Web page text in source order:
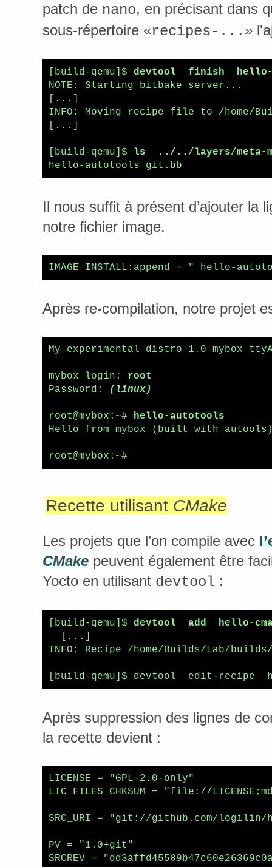
patch de nano, en précisant dans
sous-répertoire «recipes-... »
[build-qemu]$ devtool  finish  hello-
NOTE: Starting bitbake server...
[...]
INFO: Moving recipe file to /home/
[...]
[build-qemu]$ ls  ../../layers/meta-
Il nous suffit à présent d’ajouter la
notre fichier image.
Après re-compilation, notre projet
My experimental distro 1.0 mybox
mybox login: root
Password:
(linux)
root@mybox:~# hello-autotools
Hello from mybox (built with
root@mybox:~#
Recette utilisant CMake
Les projets que l’on compile avec
CMake peuvent également être
Yocto en utilisant devtool :
[build-qemu]$ devtool  add  hello-
  [...]
INFO: Recipe /home/Builds/Lab/
[build-qemu]$ devtool  edit-recipe
Après suppression des lignes de
la recette devient :
LICENSE = "GPL-2.0-only"
LIC_FILES_CHKSUM = "file://
SRC_URI = "git://github.com/logilin/
PV = "1.0+git"
SRCREV =